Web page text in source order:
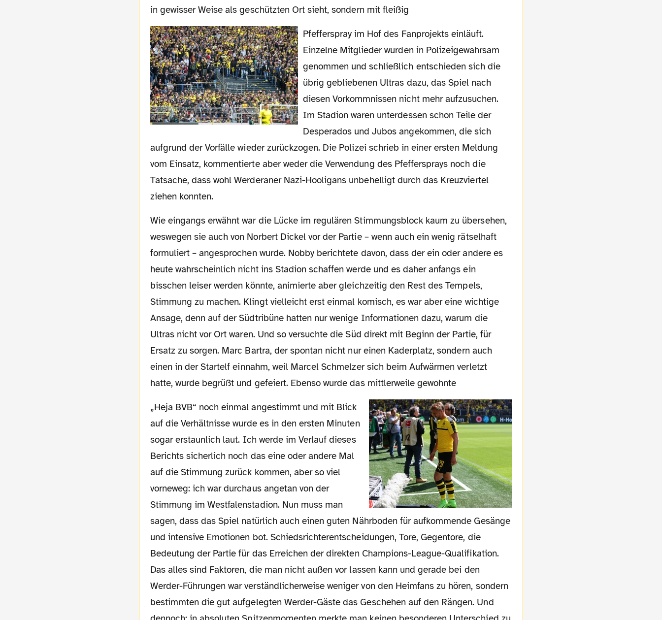
in gewisser Weise als geschützten Ort sieht, sondern mit fleißig
Pfefferspray im Hof des Fanprojekts einläuft.
Einzelne Mitglieder wurden in Polizeigewahrsam
genommen und schließlich entschieden sich die
übrig gebliebenen Ultras dazu, das Spiel nach
diesen Vorkommnissen nicht mehr aufzusuchen.
Im Stadion waren unterdessen schon Teile der
Desperados und Jubos angekommen, die sich
aufgrund der Vorfälle wieder zurückzogen. Die Polizei schrieb in einer ersten Meldung
vom Einsatz, kommentierte aber weder die Verwendung des Pfeffersprays noch die
Tatsache, dass wohl Werderaner Nazi-Hooligans unbehelligt durch das Kreuzviertel
ziehen konnten.
Wie eingangs erwähnt war die Lücke im regulären Stimmungsblock kaum zu übersehen,
weswegen sie auch von Norbert Dickel vor der Partie – wenn auch ein wenig rätselhaft
formuliert – angesprochen wurde. Nobby berichtete davon, dass der ein oder andere es
heute wahrscheinlich nicht ins Stadion schaffen werde und es daher anfangs ein
bisschen leiser werden könnte, animierte aber gleichzeitig den Rest des Tempels,
Stimmung zu machen. Klingt vielleicht erst einmal komisch, es war aber eine wichtige
Ansage, denn auf der Südtribüne hatten nur wenige Informationen dazu, warum die
Ultras nicht vor Ort waren. Und so versuchte die Süd direkt mit Beginn der Partie, für
Ersatz zu sorgen. Marc Bartra, der spontan nicht nur einen Kaderplatz, sondern auch
einen in der Startelf einnahm, weil Marcel Schmelzer sich beim Aufwärmen verletzt
hatte, wurde begrüßt und gefeiert. Ebenso wurde das mittlerweile gewohnte
„Heja BVB“ noch einmal angestimmt und mit Blick
auf die Verhältnisse wurde es in den ersten Minuten
sogar erstaunlich laut. Ich werde im Verlauf dieses
Berichts sicherlich noch das eine oder andere Mal
auf die Stimmung zurück kommen, aber so viel
vorneweg: ich war durchaus angetan von der
Stimmung im Westfalenstadion. Nun muss man
sagen, dass das Spiel natürlich auch einen guten Nährboden für aufkommende Gesänge
und intensive Emotionen bot. Schiedsrichterentscheidungen, Tore, Gegentore, die
Bedeutung der Partie für das Erreichen der direkten Champions-League-Qualifikation.
Das alles sind Faktoren, die man nicht außen vor lassen kann und gerade bei den
Werder-Führungen war verständlicherweise weniger von den Heimfans zu hören, sondern
bestimmten die gut aufgelegten Werder-Gäste das Geschehen auf den Rängen. Und